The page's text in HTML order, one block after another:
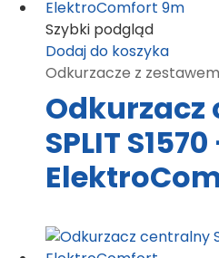
Szybki podgląd
Dodaj do koszyka
Odkurzacze z
SPLIT S1570